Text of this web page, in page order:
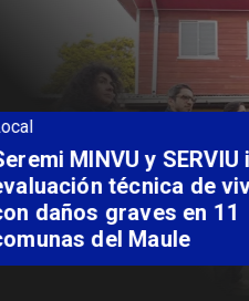
Local
Fondo Orasmi
familia de Romeral
costear alimentación
especializada de niño
Síndrome de Intestino